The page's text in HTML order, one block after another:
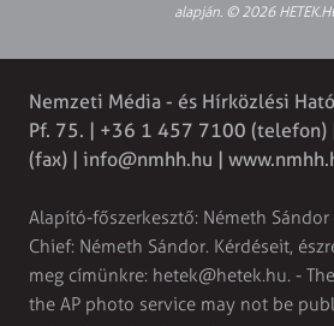
alapján. © 2026
Nemzeti Média - és Hírközlési
Pf. 75. | +36 1 457 7100
(fax) | info@nmhh.hu |
Alapító-főszerkesztő: Németh
Chief: Németh Sándor. Kérdéseit,
meg címünkre: hetek@hetek.hu. -
the AP photo service may not be